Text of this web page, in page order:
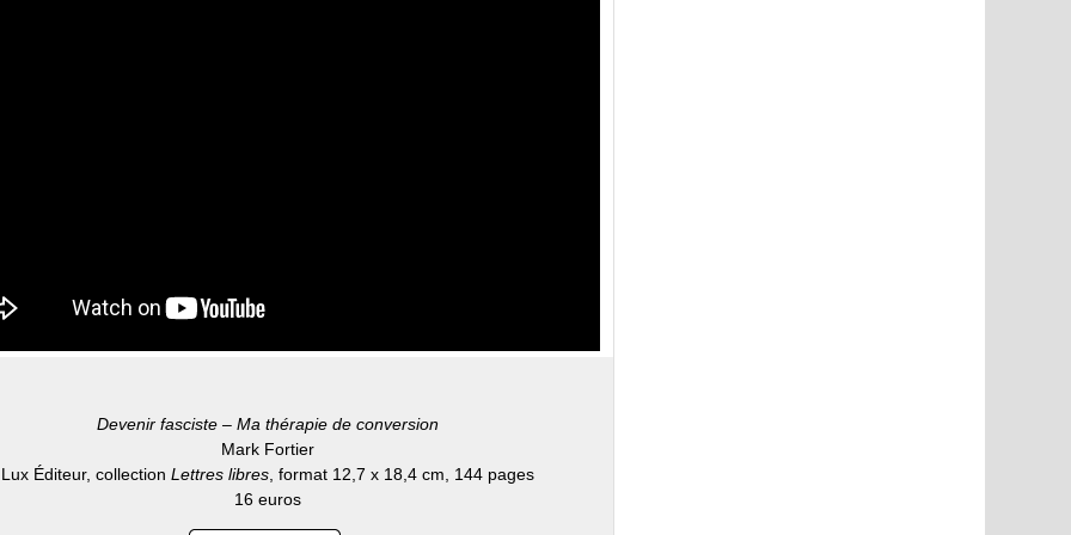
Devenir fasciste – Ma thérapie de conversion
Mark Fortier
Lux Éditeur, collection Lettres libres , format 12,7 x 18,4 cm, 144 pages
16 euros